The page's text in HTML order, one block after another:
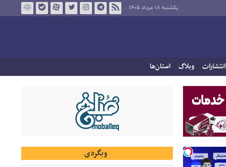
یکشنبه ۱۸ مرداد ۱۴۰۵
انتشارات وبلاگ استان‌ها
وبگردی